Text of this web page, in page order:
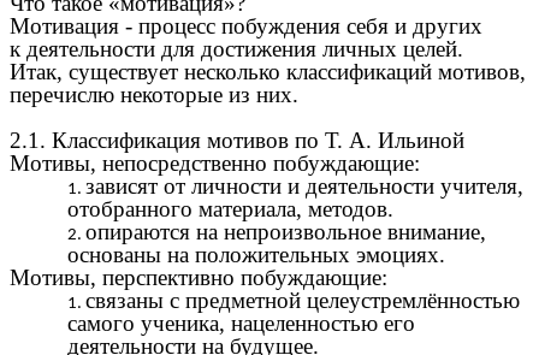
Мотивация - процесс побуждения себя и других
к деятельности для достижения личных целей.
Итак, существует несколько классификаций мотивов,
перечислю некоторые из них.
2.1. Классификация мотивов по Т. А. Ильиной
Мотивы, непосредственно побуждающие:
зависят от личности и деятельности учителя,
отобранного материала, методов.
опираются на непроизвольное внимание,
основаны на положительных эмоциях.
Мотивы, перспективно побуждающие:
связаны с предметной целеустремлённостью
самого ученика, нацеленностью его
деятельности на будущее.